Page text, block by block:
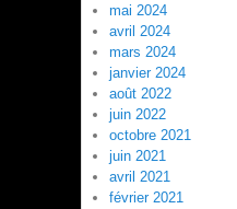
mai 2024
avril 2024
mars 2024
janvier 2024
août 2022
juin 2022
octobre 2021
juin 2021
avril 2021
février 2021